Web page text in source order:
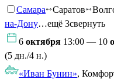
Самара Саратов
на-Дону…ещё 3свернуть
6 октября 13:00 — 10
(5 дн./4 н.)
«Иван Бунин»,